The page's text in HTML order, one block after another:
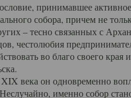
принимавшее
собора, причем не
– тесно связанных с
честолюбия
во благо своего края
он одновременно
именно собор